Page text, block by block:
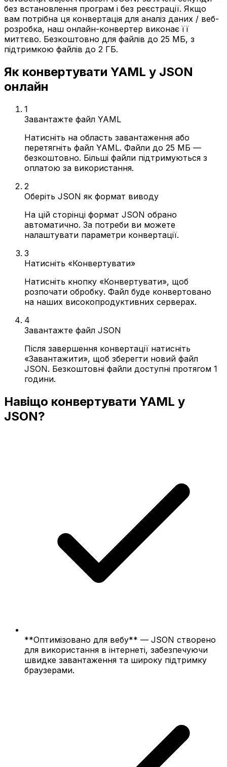
без встановлення програм і без реєстрації. Якщо
вам потрібна ця конвертація для аналіз даних / веб-
розробка, наш онлайн-конвертер виконає її
миттєво. Безкоштовно для файлів до 25 МБ, з
підтримкою файлів до 2 ГБ.
Як конвертувати YAML у JSON
онлайн
1
Завантажте файл YAML
Натисніть на область завантаження або
перетягніть файл YAML. Файли до 25 МБ —
безкоштовно. Більші файли підтримуються з
оплатою за використання.
2
Оберіть JSON як формат виводу
На цій сторінці формат JSON обрано
автоматично. За потреби ви можете
налаштувати параметри конвертації.
3
Натисніть «Конвертувати»
Натисніть кнопку «Конвертувати», щоб
розпочати обробку. Файл буде конвертовано
на наших високопродуктивних серверах.
4
Завантажте файл JSON
Після завершення конвертації натисніть
«Завантажити», щоб зберегти новий файл
JSON. Безкоштовні файли доступні протягом 1
години.
Навіщо конвертувати YAML у
JSON?
**Оптимізовано для вебу** — JSON створено
для використання в інтернеті, забезпечуючи
швидке завантаження та широку підтримку
браузерами.